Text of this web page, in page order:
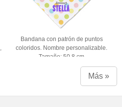
Bandana con patrón de puntos
coloridos. Nombre personalizable.
Tamaño: 50.8 cm
Más »